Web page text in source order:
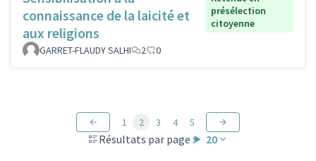
connaissance de la laicité et
aux religions
présélection
citoyenne
GARRET-FLAUDY SALHI 2 0
Résultats par page : 20
1 2 3 4 5